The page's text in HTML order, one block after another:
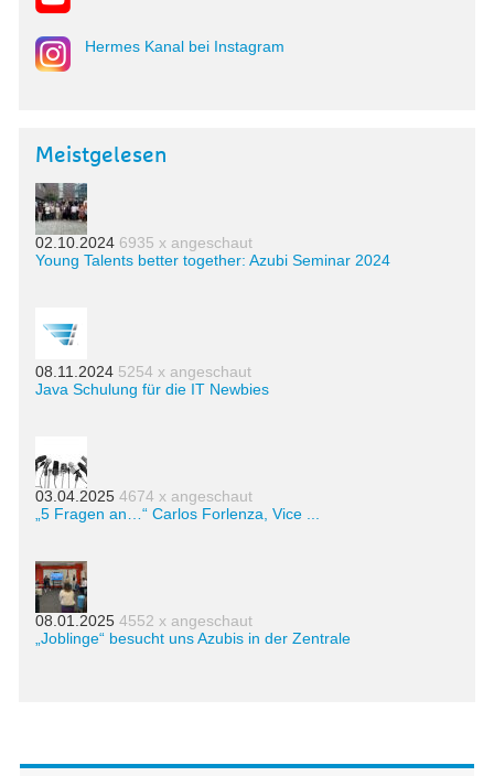
Hermes Kanal bei Instagram
Meistgelesen
02.10.2024 6935 x angeschaut
Young Talents better together: Azubi Seminar 2024
08.11.2024 5254 x angeschaut
Java Schulung für die IT Newbies
03.04.2025 4674 x angeschaut
„5 Fragen an…“ Carlos Forlenza, Vice ...
08.01.2025 4552 x angeschaut
„Joblinge“ besucht uns Azubis in der Zentrale